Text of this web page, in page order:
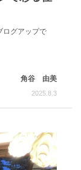
グアップで
角谷 由美
2025.8.3